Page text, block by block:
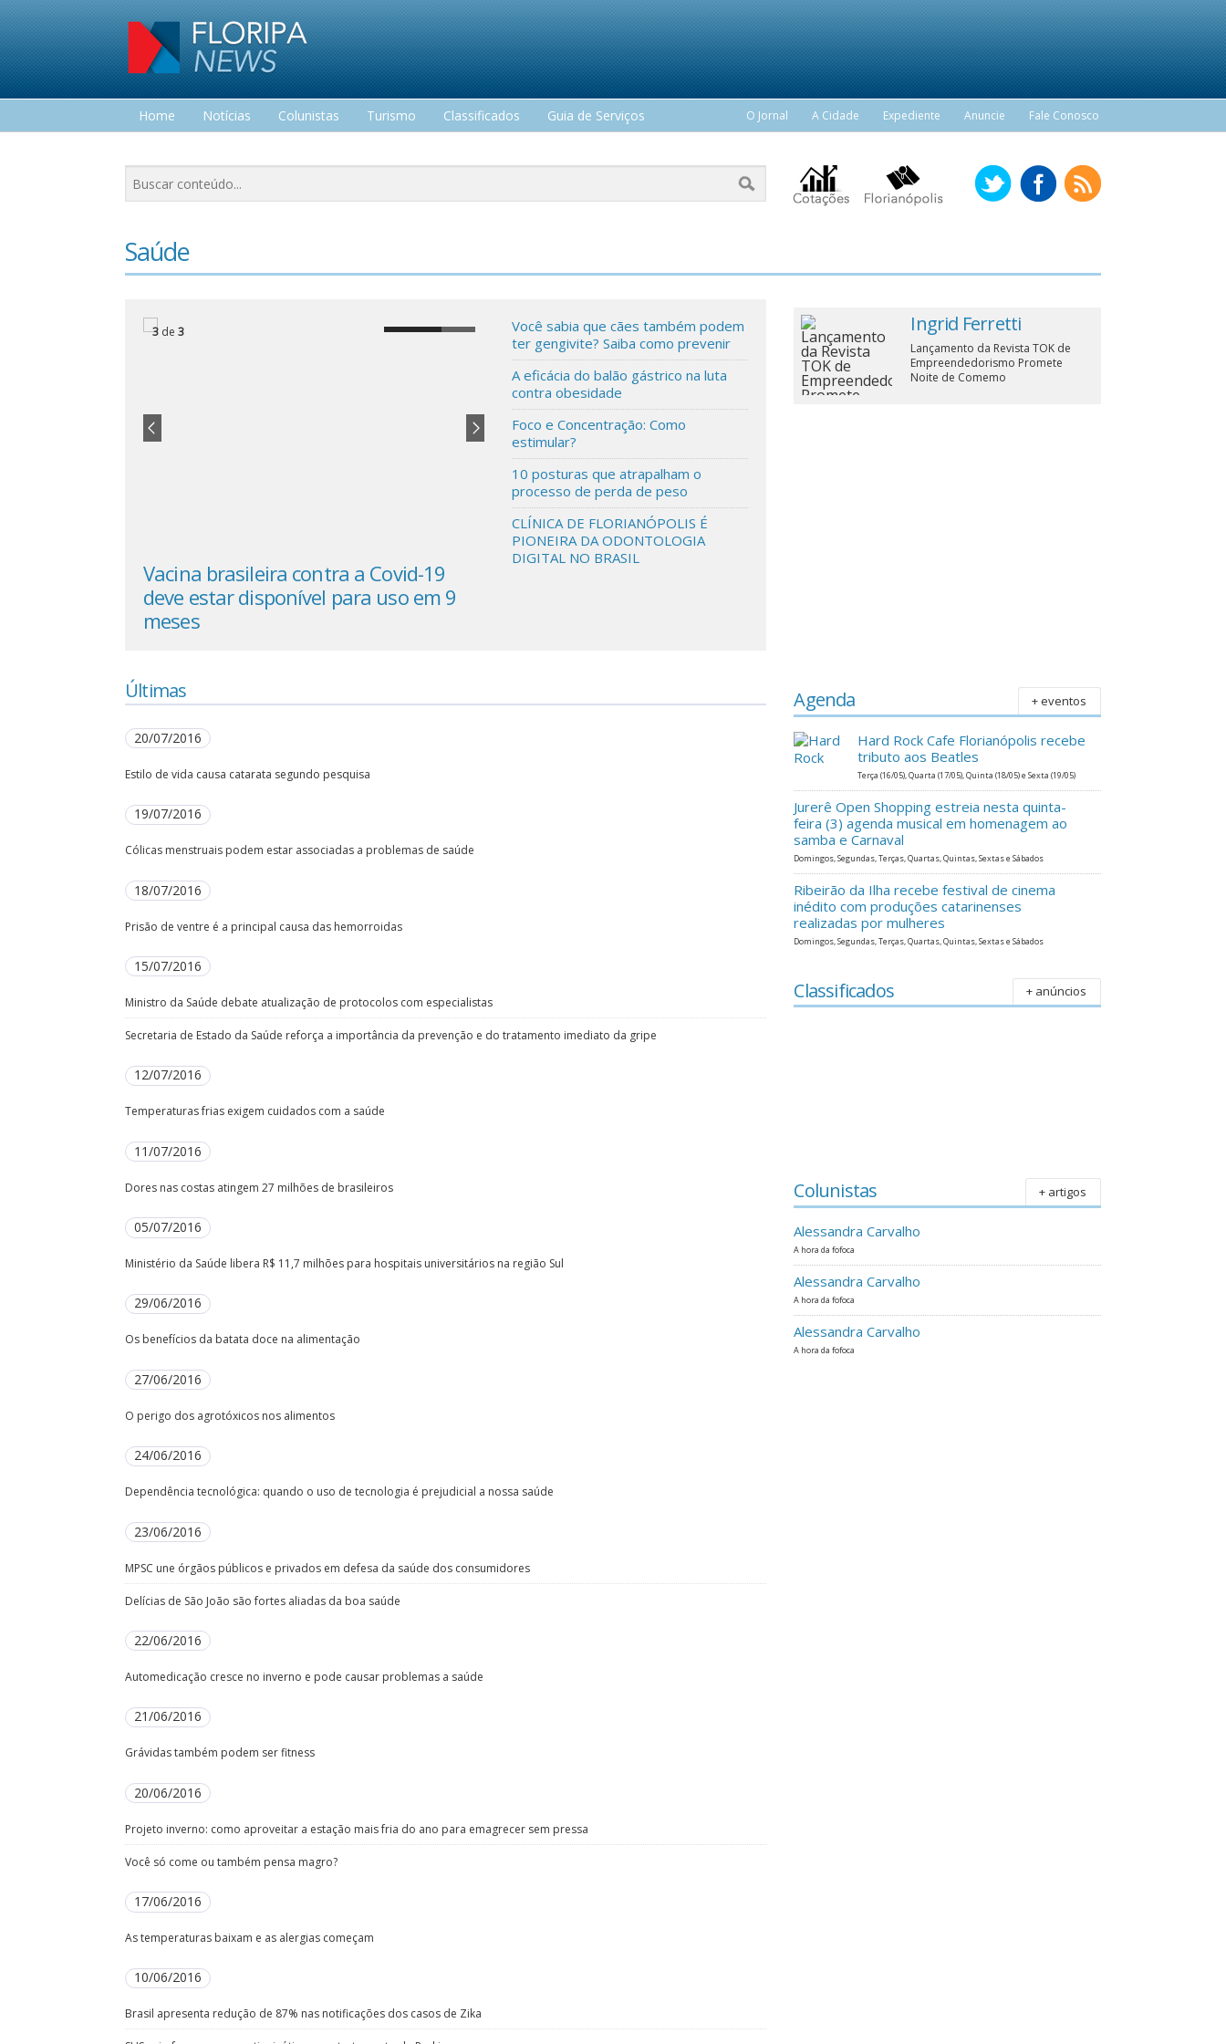
Home Notícias Colunistas Turismo Classificados
Guia de Serviços
O Jornal A Cidade Expediente Anuncie Fale Conosco
Saúde
Vacina brasileira contra a Covid-19
deve estar disponível para uso em 9
meses
3 de3
Você sabia que cães também podem
ter gengivite? Saiba como prevenir
A eficácia do balão gástrico na luta
contra obesidade
Foco e Concentração: Como
estimular?
10 posturas que atrapalham o
processo de perda de peso
CLÍNICA DE FLORIANÓPOLIS É
PIONEIRA DA ODONTOLOGIA
DIGITAL NO BRASIL
Ingrid Ferretti
Lançamento da Revista TOK de
Empreendedorismo Promete
Noite de Comemo
Últimas
20/07/2016
Estilo de vida causa catarata segundo pesquisa
19/07/2016
Cólicas menstruais podem estar associadas a problemas de saúde
18/07/2016
Prisão de ventre é a principal causa das hemorroidas
15/07/2016
Ministro da Saúde debate atualização de protocolos com especialistas
Secretaria de Estado da Saúde reforça a importância da prevenção e do tratamento imediato da gripe
12/07/2016
Temperaturas frias exigem cuidados com a saúde
11/07/2016
Dores nas costas atingem 27 milhões de brasileiros
05/07/2016
Ministério da Saúde libera R$ 11,7 milhões para hospitais universitários na região Sul
29/06/2016
Os benefícios da batata doce na alimentação
27/06/2016
O perigo dos agrotóxicos nos alimentos
24/06/2016
Dependência tecnológica: quando o uso de tecnologia é prejudicial a nossa saúde
23/06/2016
MPSC une órgãos públicos e privados em defesa da saúde dos consumidores
Delícias de São João são fortes aliadas da boa saúde
22/06/2016
Automedicação cresce no inverno e pode causar problemas a saúde
21/06/2016
Grávidas também podem ser fitness
20/06/2016
Projeto inverno: como aproveitar a estação mais fria do ano para emagrecer sem pressa
Você só come ou também pensa magro?
17/06/2016
As temperaturas baixam e as alergias começam
10/06/2016
Brasil apresenta redução de 87% nas notificações dos casos de Zika
Agenda + eventos
Hard Rock Cafe Florianópolis recebe
tributo aos Beatles
Terça (16/05), Quarta (17/05), Quinta (18/05) e Sexta (19/05)
Jurerê Open Shopping estreia nesta quinta-
feira (3) agenda musical em homenagem ao
samba e Carnaval
Domingos, Segundas, Terças, Quartas, Quintas, Sextas e Sábados
Ribeirão da Ilha recebe festival de cinema
inédito com produções catarinenses
realizadas por mulheres
Domingos, Segundas, Terças, Quartas, Quintas, Sextas e Sábados
Classificados + anúncios
Colunistas + artigos
Alessandra Carvalho
A hora da fofoca
Alessandra Carvalho
A hora da fofoca
Alessandra Carvalho
A hora da fofoca